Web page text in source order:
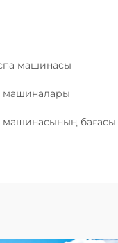
машинасы
машиналары
машинасының бағасы